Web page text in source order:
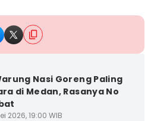
Nasi Goreng Paling
di Medan, Rasanya No
2026, 19:00 WIB